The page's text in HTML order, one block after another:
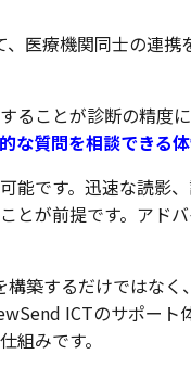
医療機関同士の連携
ことが診断の精度に
な質問を相談できる
能です。迅速な読影
とが前提です。アド
築するだけではな
ICTのサポート
組みです。